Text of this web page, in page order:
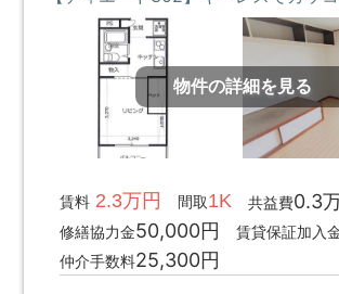
物件の詳細を見る
賃料2.3万円 間取1K 共益費0.3
修繕協力金50,000円 賃貸保証加入
仲介手数料25,300円